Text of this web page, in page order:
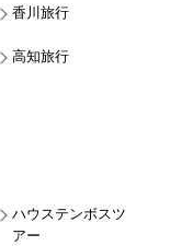
香川旅行
高知旅行
ハウステンボスツ
アー